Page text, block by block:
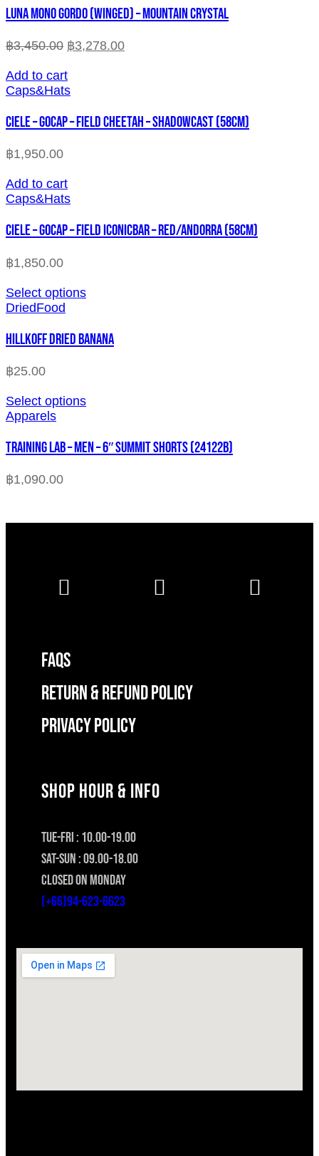
LUNA MONO GORDO (WINGED) – MOUNTAIN CRYSTAL
฿3,450.00 ฿3,278.00
Add to cart
Caps&Hats
CIELE – GOCAP – FIELD CHEETAH – SHADOWCAST (58cm)
฿1,950.00
Add to cart
Caps&Hats
CIELE – GOCAP – FIELD ICONICBAR – RED/ANDORRA (58cm)
฿1,850.00
Select options
DriedFood
HILLKOFF DRIED BANANA
฿25.00
Select options
Apparels
TRAINING LAB – MEN – 6″ SUMMIT SHORTS (24122B)
฿1,090.00
FAQS
RETURN & REFUND POLICY
Privacy Policy
SHOP HOUR & INFO
TUE-FRI : 10.00-19.00
SAT-SUN : 09.00-18.00
CLOSED ON MONDAY
(+66)94-623-6623